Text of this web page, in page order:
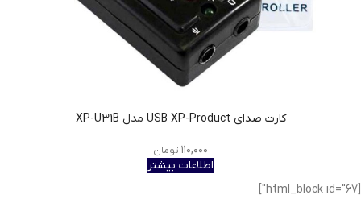
کارت صدای USB XP-Product مدل XP-U31B
۱۱۰,۰۰۰ تومان
اطلاعات بیشتر
[html_block id="67"]